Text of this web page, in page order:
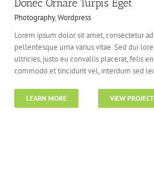
Donec Ornare Turpis Eget
Photography,Wordpress
Lorem ipsum dolor sit amet, consectetur
pellentesque urna varius vitae. Sed dui
ultricies, justo eu convallis placerat, felis
commodo et tincidunt vel, interdum sed
LEARN MORE VIEW PROJECT